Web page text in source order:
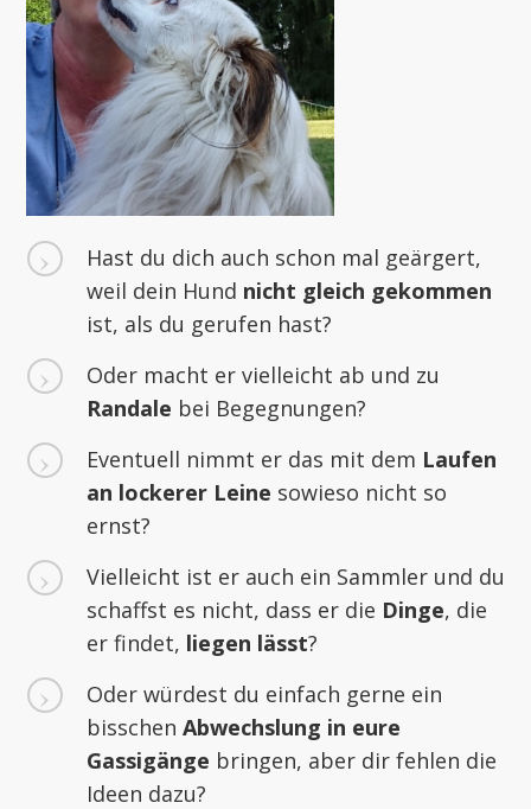
Hast du dich auch schon mal geärgert,
weil dein Hund nicht gleich gekommen
ist, als du gerufen hast?
Oder macht er vielleicht ab und zu
Randale bei Begegnungen?
Eventuell nimmt er das mit dem Laufen
an lockerer Leine sowieso nicht so
ernst?
Vielleicht ist er auch ein Sammler und du
schaffst es nicht, dass er die Dinge, die
er findet, liegen lässt?
Oder würdest du einfach gerne ein
bisschen Abwechslung in eure
Gassigänge bringen, aber dir fehlen die
Ideen dazu?